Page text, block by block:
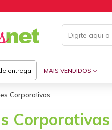
entrega MAIS VENDIDOS
Corporativas
Corporativas